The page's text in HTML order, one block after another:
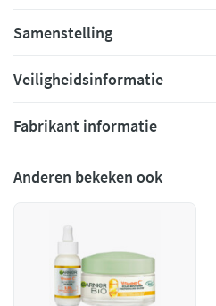
Samenstelling
Veiligheidsinformatie
Fabrikant informatie
Anderen bekeken ook